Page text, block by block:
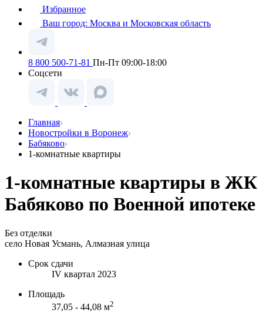
Избранное
Ваш город: Москва и Московская область
8 800 500-71-81 Пн-Пт 09:00-18:00
Соцсети
Главная
Новостройки в Воронеж
Бабяково
1-комнатные квартиры
1-комнатные квартиры в ЖК
Бабяково по Военной ипотеке
Без отделки
село Новая Усмань, Алмазная улица
Срок сдачи
IV квартал 2023
Площадь
37,05 - 44,08 м2